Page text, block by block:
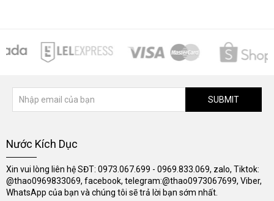
SUBMIT
Nước Kích Dục
Xin vui lòng liên hệ SĐT: 0973.067.699 - 0969.833.069, zalo, Tiktok:
@thao0969833069, facebook, telegram:@thao0973067699, Viber,
WhatsApp của bạn và chúng tôi sẽ trả lời bạn sớm nhất.